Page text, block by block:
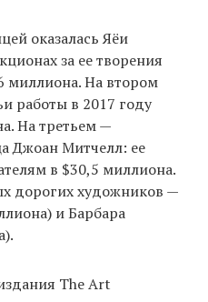
оказалась Яёи
за ее творения
миллиона. На втором
работы в 2017 году
На третьем —
Джоан Митчелл: ее
в $30,5 миллиона.
дорогих художников —
и Барбара
The Art